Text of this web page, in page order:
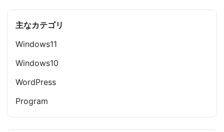
主なカテゴリ
Windows11
Windows10
WordPress
Program